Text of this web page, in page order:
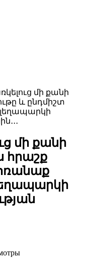
մի քանի
և ընդմիշտ
մի քանի
հրաշք